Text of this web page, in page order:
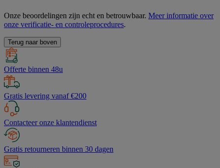
Onze beoordelingen zijn echt en betrouwbaar. Meer informatie over
onze verificatie- en controleprocedures.
Terug naar boven
Offerte binnen 48u
Gratis levering vanaf €200
Contacteer onze klantendienst
Gratis retourneren binnen 30 dagen